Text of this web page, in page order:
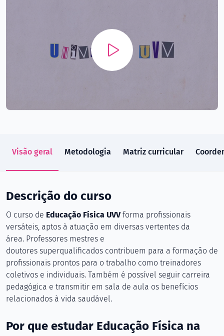
Visão geral Metodologia Matriz curricular
Descrição do curso
O curso de Educação Física UVVforma profissionais
versáteis, aptos à atuação em diversas vertentes da
área. Professores mestres e
doutores superqualificados contribuem para a formação de
profissionais prontos para o trabalho como treinadores
coletivos e individuais. Também é possível seguir carreira
pedagógica e transmitir em sala de aula os benefícios
relacionados à vida saudável.
Por que estudar Educação Física na